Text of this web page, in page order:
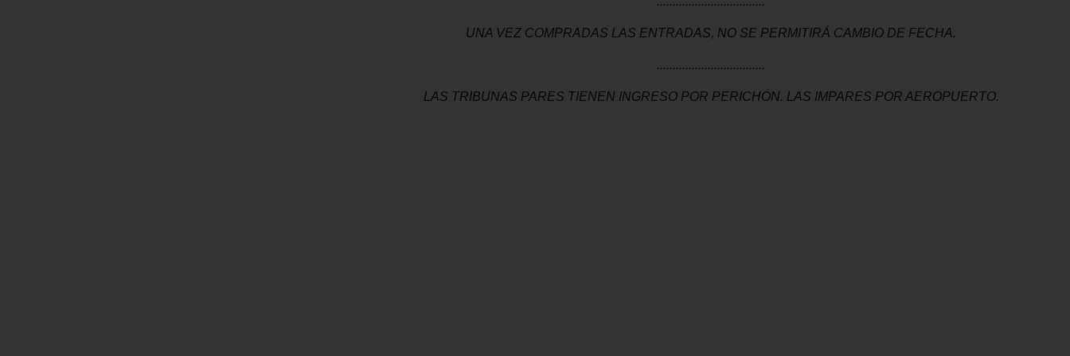
UNA VEZ COMPRADAS LAS ENTRADAS, NO SE PERMITIRÁ CAMBIO DE FECHA.
..................................
LAS TRIBUNAS PARES TIENEN INGRESO POR PERICHÓN. LAS IMPARES POR AEROPUERTO.